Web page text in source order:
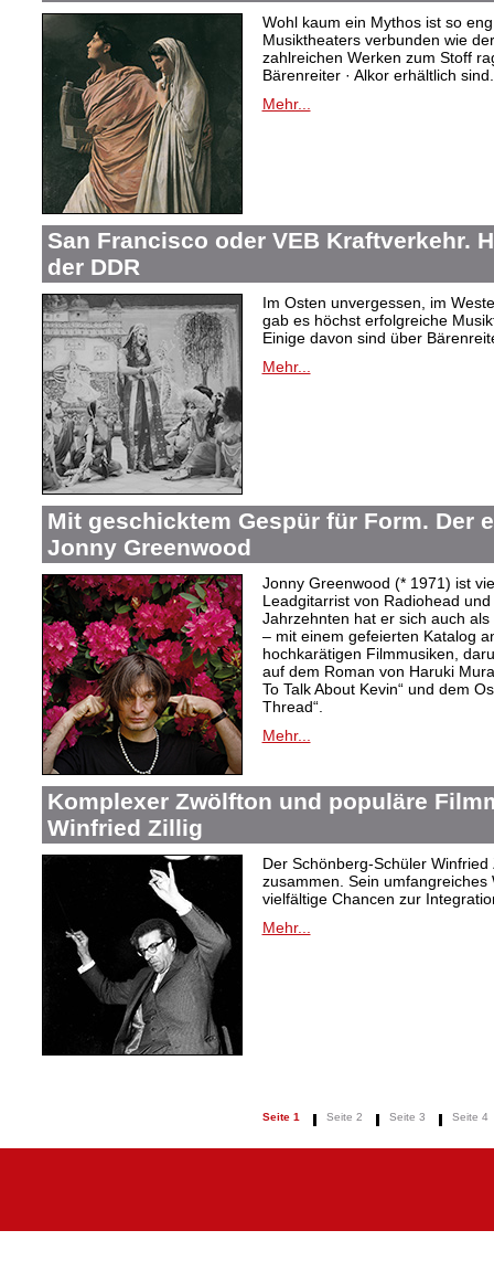
Wohl kaum ein Mythos ist so
Musiktheaters verbunden wie
zahlreichen Werken zum Stoff
Bärenreiter · Alkor erhältlich sind.
Mehr...
San Francisco oder VEB Kraftverkehr.
der DDR
Im Osten unvergessen, im
gab es höchst erfolgreiche
Einige davon sind über
Mehr...
Mit geschicktem Gespür für Form. Der
Jonny Greenwood
Jonny Greenwood (* 1971) ist
Leadgitarrist von Radiohead
Jahrzehnten hat er sich auch
– mit einem gefeierten Katalog
hochkarätigen Filmmusiken,
auf dem Roman von Haruki
To Talk About Kevin“ und dem
Thread“.
Mehr...
Komplexer Zwölfton und populäre
Winfried Zillig
Der Schönberg-Schüler
zusammen. Sein
vielfältige Chancen zur
Mehr...
Seite 1 Seite 2 Seite 3 Seite 4